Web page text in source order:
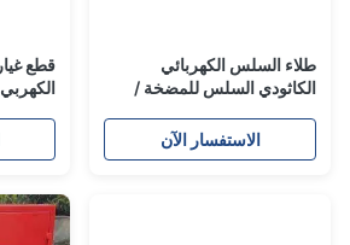
طلاء السلس الكهربائي
الكاثودي السلس للمضخة /
الاستفسار الآن
قطع